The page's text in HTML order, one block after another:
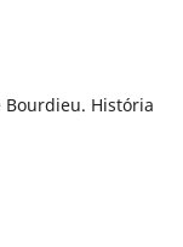
Bourdieu. História